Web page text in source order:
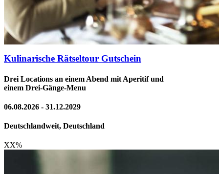
Kulinarische Rätseltour Gutschein
Drei Locations an einem Abend mit Aperitif und
einem Drei-Gänge-Menu
06.08.2026 - 31.12.2029
Deutschlandweit, Deutschland
XX%